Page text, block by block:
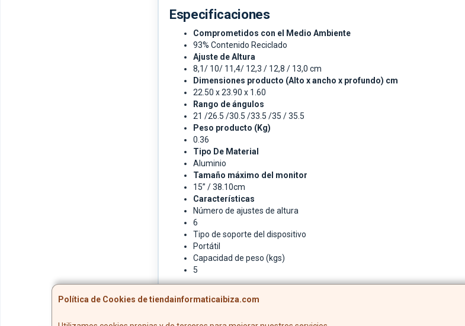
Especificaciones
Comprometidos con el Medio Ambiente
93% Contenido Reciclado
Ajuste de Altura
8,1/ 10/ 11,4/ 12,3 / 12,8 / 13,0 cm
Dimensiones producto (Alto x ancho x profundo) cm
22.50 x 23.90 x 1.60
Rango de ángulos
21 /26.5 /30.5 /33.5 /35 / 35.5
Peso producto (Kg)
0.36
Tipo De Material
Aluminio
Tamaño máximo del monitor
15” / 38.10cm
Características
Número de ajustes de altura
6
Tipo de soporte del dispositivo
Portátil
Capacidad de peso (kgs)
5
Política de Cookies de tiendainformaticaibiza.com